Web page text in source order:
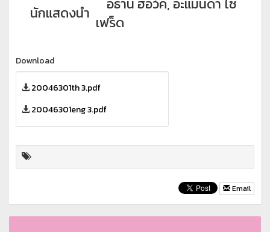
นักแสดงนำ เฟร็ด
Download
20046301th 3.pdf
20046301eng 3.pdf
Email